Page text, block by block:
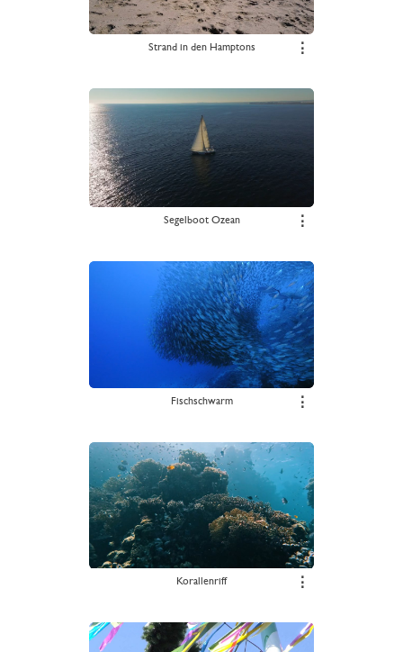
Strand in den Hamptons ⋮
Segelboot Ozean ⋮
Fischschwarm ⋮
Korallenriff ⋮